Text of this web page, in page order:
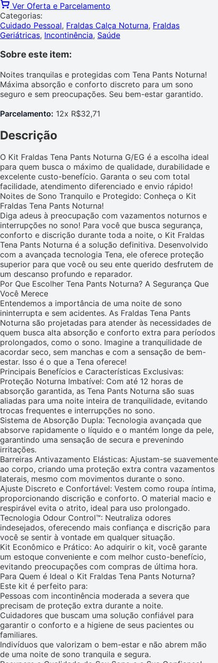
Ver Oferta e Parcelamento
Categorias:
Cuidado Pessoal, Fraldas Calça Noturna, Fraldas
Geriátricas, Incontinência, Saúde
Sobre este item:
Noites tranquilas e protegidas com Tena Pants Noturna!
Máxima absorção e conforto discreto para um sono
seguro e sem preocupações. Seu bem-estar garantido.
Parcelamento: 12x R$32,71
Descrição
O Kit Fraldas Tena Pants Noturna G/EG é a escolha ideal
para quem busca o máximo de qualidade, durabilidade e
excelente custo-benefício. Garanta o seu com total
facilidade, atendimento diferenciado e envio rápido!
Noites de Sono Tranquilo e Protegido: Conheça o Kit
Fraldas Tena Pants Noturna!
Diga adeus à preocupação com vazamentos noturnos e
interrupções no sono! Para você que busca segurança,
conforto e discrição durante toda a noite, o Kit Fraldas
Tena Pants Noturna é a solução definitiva. Desenvolvido
com a avançada tecnologia Tena, ele oferece proteção
superior para que você ou seu ente querido desfrutem de
um descanso profundo e reparador.
Por Que Escolher Tena Pants Noturna? A Segurança Que
Você Merece
Entendemos a importância de uma noite de sono
ininterrupta e sem acidentes. As Fraldas Tena Pants
Noturna são projetadas para atender às necessidades de
quem busca alta absorção e conforto extra para períodos
prolongados, como o sono. Imagine a tranquilidade de
acordar seco, sem manchas e com a sensação de bem-
estar. Isso é o que a Tena oferece!
Principais Benefícios e Características Exclusivas:
Proteção Noturna Imbatível: Com até 12 horas de
absorção garantida, as Tena Pants Noturna são suas
aliadas para uma noite inteira de tranquilidade, evitando
trocas frequentes e interrupções no sono.
Sistema de Absorção Dupla: Tecnologia avançada que
absorve rapidamente o líquido e o mantém longe da pele,
garantindo uma sensação de secura e prevenindo
irritações.
Barreiras Antivazamento Elásticas: Ajustam-se suavemente
ao corpo, criando uma proteção extra contra vazamentos
laterais, mesmo com movimentos durante o sono.
Ajuste Discreto e Confortável: Vestem como roupa íntima,
proporcionando discrição e conforto. O material macio e
respirável evita o atrito, ideal para uso prolongado.
Tecnologia Odour Control™: Neutraliza odores
indesejados, oferecendo mais confiança e discrição para
você se sentir à vontade em qualquer situação.
Kit Econômico e Prático: Ao adquirir o kit, você garante
um estoque conveniente e com melhor custo-benefício,
evitando preocupações com compras de última hora.
Para Quem é Ideal o Kit Fraldas Tena Pants Noturna?
Este kit é perfeito para:
Pessoas com incontinência moderada a severa que
precisam de proteção extra durante a noite.
Cuidadores que buscam uma solução confiável para
garantir o conforto e a higiene de seus pacientes ou
familiares.
Indivíduos que valorizam o bem-estar e não abrem mão
de uma noite de sono tranquila e segura.